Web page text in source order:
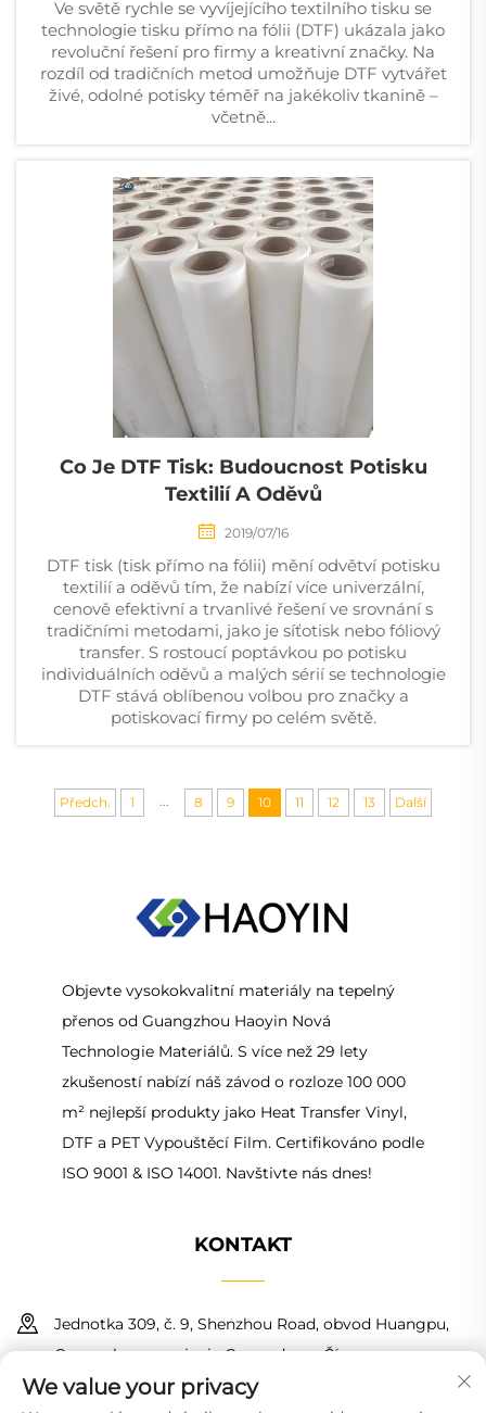
Ve světě rychle se vyvíjejícího textilního tisku se
technologie tisku přímo na fólii (DTF) ukázala jako
revoluční řešení pro firmy a kreativní značky. Na
rozdíl od tradičních metod umožňuje DTF vytvářet
živé, odolné potisky téměř na jakékoliv tkanině –
včetně...
Co Je DTF Tisk: Budoucnost Potisku
Textilií A Oděvů
2019/07/16
DTF tisk (tisk přímo na fólii) mění odvětví potisku
textilií a oděvů tím, že nabízí více univerzální,
cenově efektivní a trvanlivé řešení ve srovnání s
tradičními metodami, jako je síťotisk nebo fóliový
transfer. S rostoucí poptávkou po potisku
individuálních oděvů a malých sérií se technologie
DTF stává oblíbenou volbou pro značky a
potiskovací firmy po celém světě.
Předch. 1 ... 8 9 10 11 12 13 Další
Objevte vysokokvalitní materiály na tepelný
přenos od Guangzhou Haoyin Nová
Technologie Materiálů. S více než 29 lety
zkušeností nabízí náš závod o rozloze 100 000
m² nejlepší produkty jako Heat Transfer Vinyl,
DTF a PET Vypouštěcí Film. Certifikováno podle
ISO 9001 & ISO 14001. Navštivte nás dnes!
KONTAKT
Jednotka 309, č. 9, Shenzhou Road, obvod Huangpu,
Guangzhou, provincie Guangdong, Čína
+86 18150601728
We value your privacy